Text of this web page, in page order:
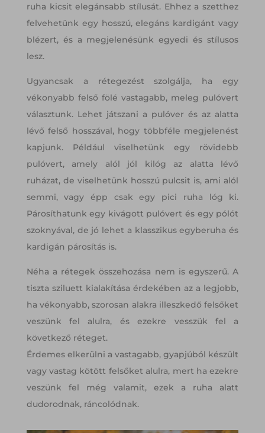
ruha kicsit elegánsabb stílusát. Ehhez a szetthez
felvehetünk egy hosszú, elegáns kardigánt vagy
blézert, és a megjelenésünk egyedi és stílusos
lesz.
Ugyancsak a rétegezést szolgálja, ha egy
vékonyabb felső fölé vastagabb, meleg pulóvert
választunk. Lehet játszani a pulóver és az alatta
lévő felső hosszával, hogy többféle megjelenést
kapjunk. Például viselhetünk egy rövidebb
pulóvert, amely alól jól kilóg az alatta lévő
ruházat, de viselhetünk hosszú pulcsit is, ami alól
semmi, vagy épp csak egy pici ruha lóg ki.
Párosíthatunk egy kivágott pulóvert és egy pólót
szoknyával, de jó lehet a klasszikus egyberuha és
kardigán párosítás is.
Néha a rétegek összehozása nem is egyszerű. A
tiszta sziluett kialakítása érdekében az a legjobb,
ha vékonyabb, szorosan alakra illeszkedő felsőket
veszünk fel alulra, és ezekre vesszük fel a
következő réteget.
Érdemes elkerülni a vastagabb, gyapjúból készült
vagy vastag kötött felsőket alulra, mert ha ezekre
veszünk fel még valamit, ezek a ruha alatt
dudorodnak, ráncolódnak.